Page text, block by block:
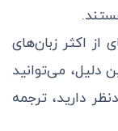
از اکثر زبان‌های
دلیل، می‌توانید
دارید، ترجمه